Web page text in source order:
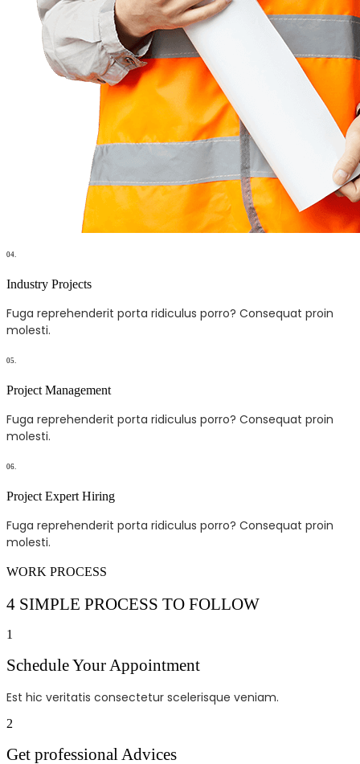
04.
Industry Projects
Fuga reprehenderit porta ridiculus porro? Consequat proin
molesti.
05.
Project Management
Fuga reprehenderit porta ridiculus porro? Consequat proin
molesti.
06.
Project Expert Hiring
Fuga reprehenderit porta ridiculus porro? Consequat proin
molesti.
WORK PROCESS
4 SIMPLE PROCESS TO FOLLOW
1
Schedule Your Appointment
Est hic veritatis consectetur scelerisque veniam.
2
Get professional Advices